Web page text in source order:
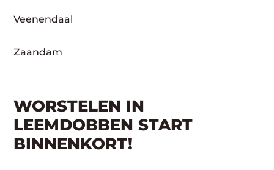
Veenendaal
Zaandam
WORSTELEN IN
LEEMDOBBEN START
BINNENKORT!